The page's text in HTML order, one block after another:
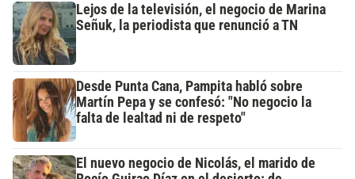
Lejos de la televisión, el negocio de Marina
Señuk, la periodista que renunció a TN
Desde Punta Cana, Pampita habló sobre
Martín Pepa y se confesó: "No negocio la
falta de lealtad ni de respeto"
El nuevo negocio de Nicolás, el marido de